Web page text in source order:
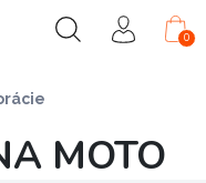
0
MOTO